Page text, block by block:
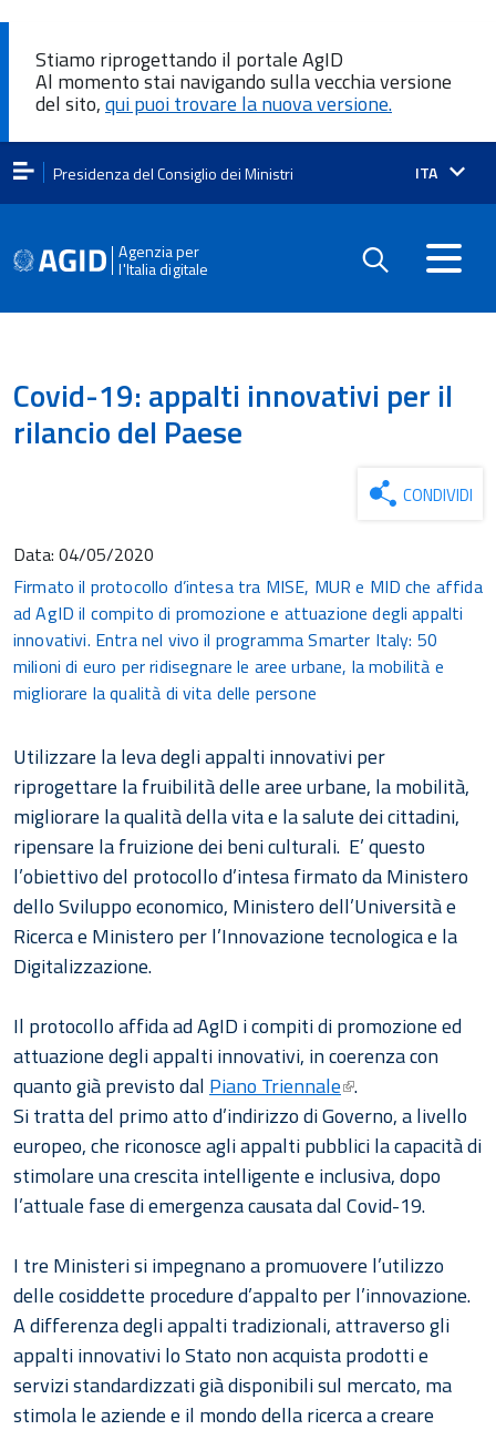
Stiamo riprogettando il portale AgID
Al momento stai navigando sulla vecchia versione
del sito,qui puoi trovare la nuova versione.
Presidenza del Consiglio dei Ministri Lingua
ITA
Agenzia per
l'Italia digitale
Covid-19: appalti innovativi per il
rilancio del Paese
CONDIVIDI
Data: 04/05/2020
Firmato il protocollo d’intesa tra MISE, MUR e MID che affida
ad AgID il compito di promozione e attuazione degli appalti
innovativi. Entra nel vivo il programma Smarter Italy: 50
milioni di euro per ridisegnare le aree urbane, la mobilità e
migliorare la qualità di vita delle persone
Utilizzare la leva degli appalti innovativi per
riprogettare la fruibilità delle aree urbane, la mobilità,
migliorare la qualità della vita e la salute dei cittadini,
ripensare la fruizione dei beni culturali. E’ questo
l’obiettivo del protocollo d’intesa firmato da Ministero
dello Sviluppo economico, Ministero dell’Università e
Ricerca e Ministero per l’Innovazione tecnologica e la
Digitalizzazione.
Il protocollo affida ad AgID i compiti di promozione ed
attuazione degli appalti innovativi, in coerenza con
quanto già previsto dal Piano Triennale .
Si tratta del primo atto d’indirizzo di Governo, a livello
europeo, che riconosce agli appalti pubblici la capacità di
stimolare una crescita intelligente e inclusiva, dopo
l’attuale fase di emergenza causata dal Covid-19.
I tre Ministeri si impegnano a promuovere l’utilizzo
delle cosiddette procedure d’appalto per l’innovazione.
A differenza degli appalti tradizionali, attraverso gli
appalti innovativi lo Stato non acquista prodotti e
servizi standardizzati già disponibili sul mercato, ma
stimola le aziende e il mondo della ricerca a creare